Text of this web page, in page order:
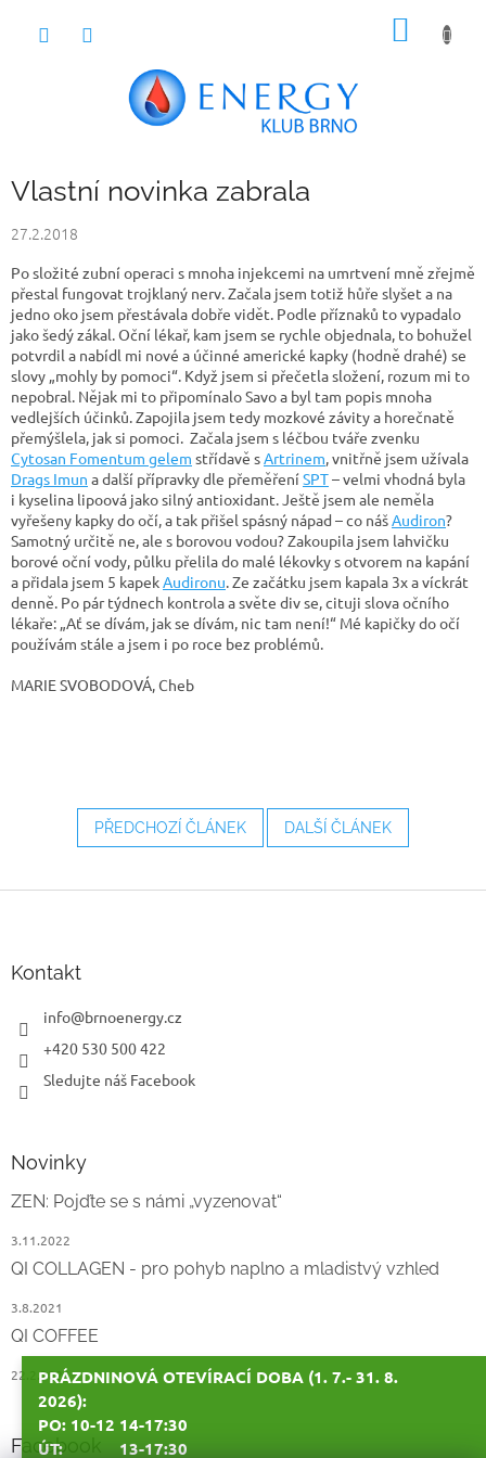
PRÁZDNINOVÁ OTEVÍRACÍ DOBA (1. 7.- 31. 8.
2026):
PO: 10-12 14-17:30
ÚT: 13-17:30
Vlastní novinka zabrala
27.2.2018
Po složité zubní operaci s mnoha injekcemi na umrtvení mně zřejmě
přestal fungovat trojklaný nerv. Začala jsem totiž hůře slyšet a na
jedno oko jsem přestávala dobře vidět. Podle příznaků to vypadalo
jako šedý zákal. Oční lékař, kam jsem se rychle objednala, to bohužel
potvrdil a nabídl mi nové a účinné americké kapky (hodně drahé) se
slovy „mohly by pomoci“. Když jsem si přečetla složení, rozum mi to
nepobral. Nějak mi to připomínalo Savo a byl tam popis mnoha
vedlejších účinků. Zapojila jsem tedy mozkové závity a horečnatě
přemýšlela, jak si pomoci. Začala jsem s léčbou tváře zvenku
Cytosan Fomentum gelem střídavě sArtrinem, vnitřně jsem užívala
Drags Imun a další přípravky dle přeměření SPT– velmi vhodná byla
i kyselina lipoová jako silný antioxidant. Ještě jsem ale neměla
vyřešeny kapky do očí, a tak přišel spásný nápad – co nášAudiron?
Samotný určitě ne, ale s borovou vodou? Zakoupila jsem lahvičku
borové oční vody, půlku přelila do malé lékovky s otvorem na kapání
a přidala jsem 5 kapekAudironu. Ze začátku jsem kapala 3x a víckrát
denně. Po pár týdnech kontrola a světe div se, cituji slova očního
lékaře: „Ať se dívám, jak se dívám, nic tam není!“ Mé kapičky do očí
používám stále a jsem i po roce bez problémů.
MARIE SVOBODOVÁ, Cheb
PŘEDCHOZÍ ČLÁNEK DALŠÍ ČLÁNEK
Kontakt
info@brnoenergy.cz
+420 530 500 422
Sledujte náš Facebook
Novinky
ZEN: Pojďte se s námi „vyzenovat“
3.11.2022
QI COLLAGEN - pro pohyb naplno a mladistvý vzhled
3.8.2021
QI COFFEE
22.2.2021
Facebook